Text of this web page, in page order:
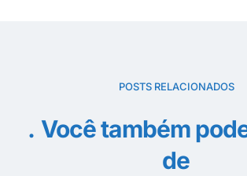
POSTS RELACIONADOS
Você também
de